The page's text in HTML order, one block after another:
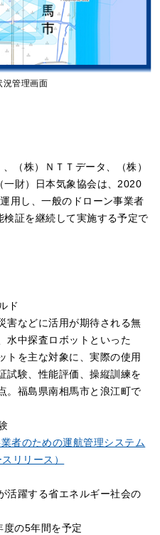
管理画面
（株）ＮＴＴデータ、（株）
一財）日本気象協会は、2020
用し、一般のドローン事業者
証を継続して実施する予定で
ド
害などに活用が期待される無
水中探査ロボットといった
トを主な対象に、実際の使用
試験、性能評価、操縦訓練を
。福島県南相馬市と浪江町で
者のための運航管理システム
リリース）
活躍する省エネルギー社会の
の5年間を予定